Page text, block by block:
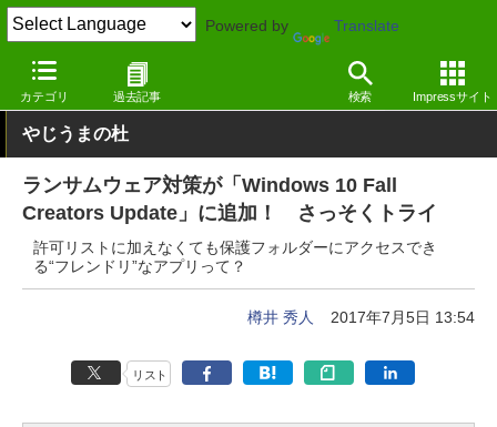
Powered by Translate
カテゴリ 過去記事 検索 Impressサイト
窓の杜 セキュリティ Windows
やじうまの杜
ランサムウェア対策が「Windows 10 Fall
Creators Update」に追加！ さっそくトライ
許可リストに加えなくても保護フォルダーにアクセスでき
る“フレンドリ”なアプリって？
樽井 秀人 2017年7月5日 13:54
リスト